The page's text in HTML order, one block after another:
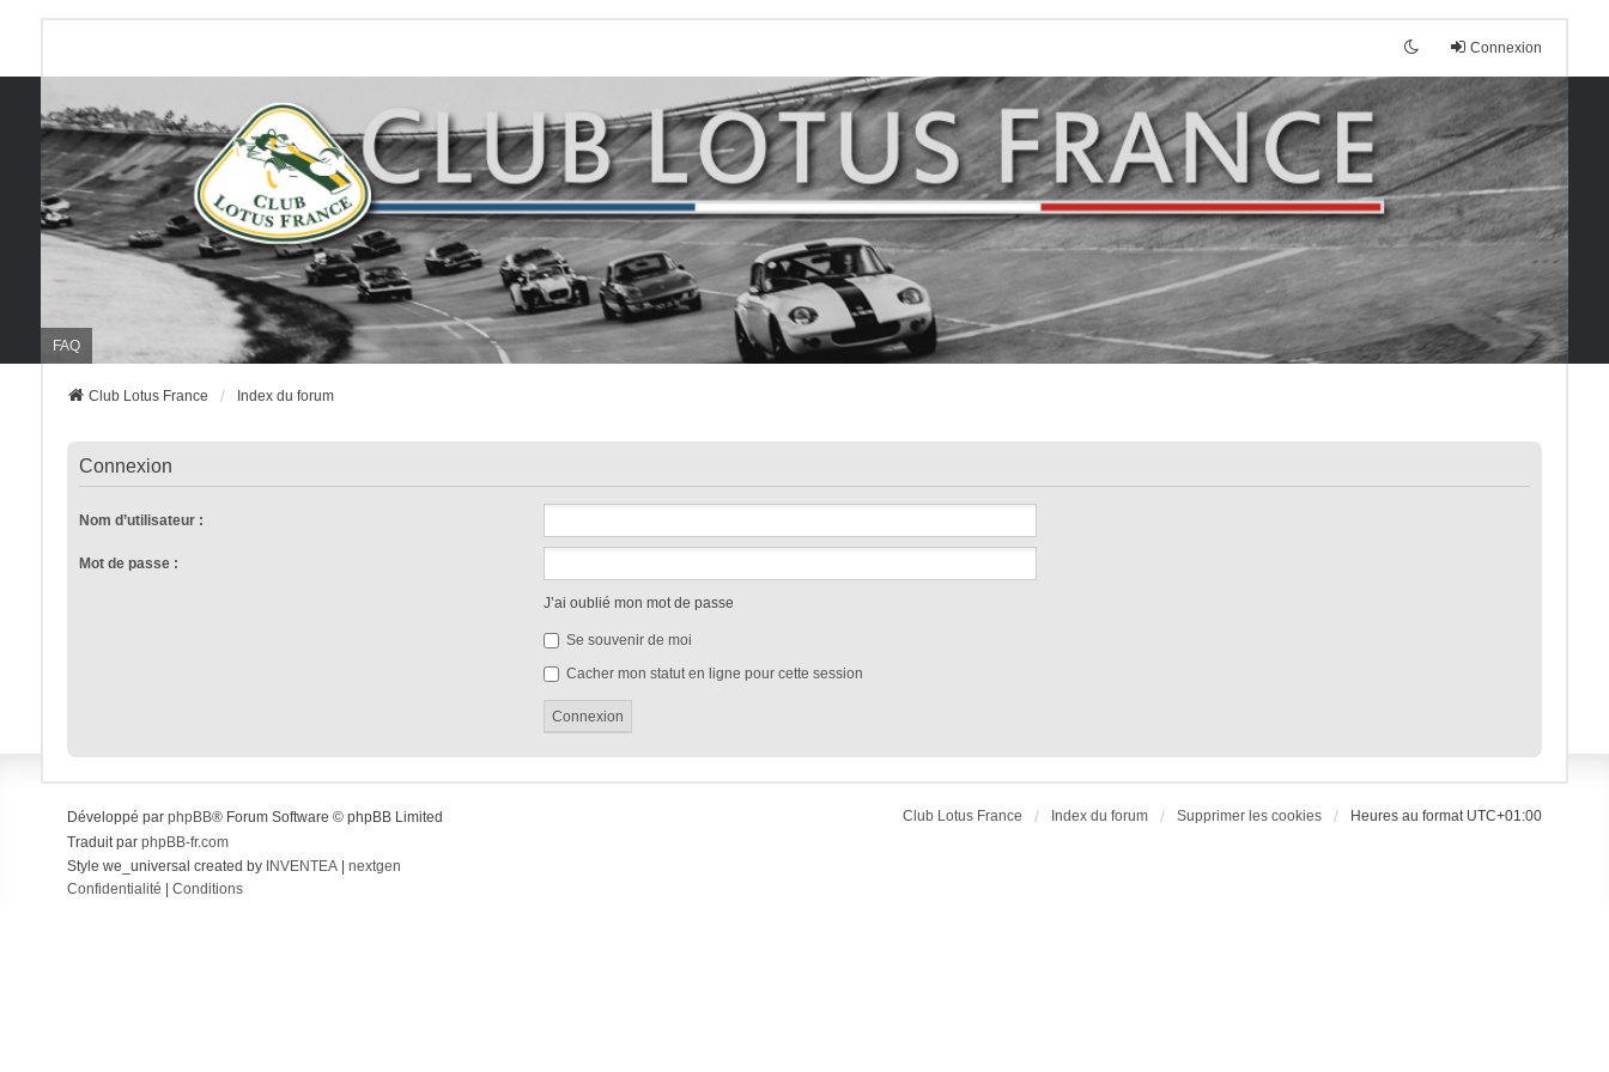
Connexion
FAQ
Club Lotus France Index du forum
Connexion
Nom d’utilisateur :
Mot de passe :
J’ai oublié mon mot de passe
Se souvenir de moi
Cacher mon statut en ligne pour cette session
Club Lotus France Index du forum Supprimer les cookies Heures au format UTC+01:00
Développé par phpBB® Forum Software © phpBB Limited
Traduit par phpBB-fr.com
Style we_universal created by INVENTEA| nextgen
Confidentialité
Conditions